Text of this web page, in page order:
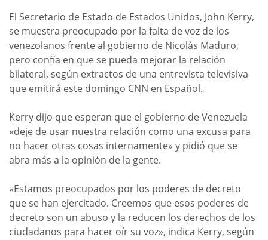
El Secretario de Estado de Estados Unidos, John Kerry,
se muestra preocupado por la falta de voz de los
venezolanos frente al gobierno de Nicolás Maduro,
pero confía en que se pueda mejorar la relación
bilateral, según extractos de una entrevista televisiva
que emitirá este domingo CNN en Español.
Kerry dijo que esperan que el gobierno de Venezuela
«deje de usar nuestra relación como una excusa para
no hacer otras cosas internamente» y pidió que se
abra más a la opinión de la gente.
«Estamos preocupados por los poderes de decreto
que se han ejercitado. Creemos que esos poderes de
decreto son un abuso y la reducen los derechos de los
ciudadanos para hacer oír su voz», indica Kerry, según